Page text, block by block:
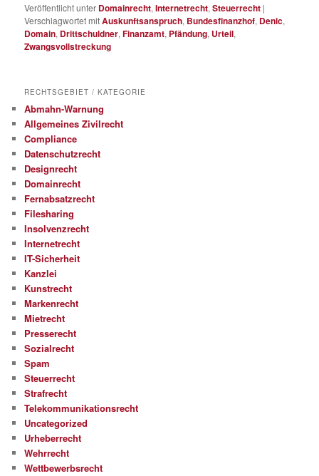
Veröffentlicht unter Domainrecht,Internetrecht,Steuerrecht |
Verschlagwortet mitAuskunftsanspruch, Bundesfinanzhof, Denic,
Domain, Drittschuldner,Finanzamt, Pfändung, Urteil,
Zwangsvollstreckung
RECHTSGEBIET / KATEGORIE
Abmahn-Warnung
Allgemeines Zivilrecht
Compliance
Datenschutzrecht
Designrecht
Domainrecht
Fernabsatzrecht
Filesharing
Insolvenzrecht
Internetrecht
IT-Sicherheit
Kanzlei
Kunstrecht
Markenrecht
Mietrecht
Presserecht
Sozialrecht
Spam
Steuerrecht
Strafrecht
Telekommunikationsrecht
Uncategorized
Urheberrecht
Wehrrecht
Wettbewerbsrecht